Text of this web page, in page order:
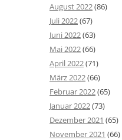
August 2022(86)
Juli 2022(67)
Juni 2022(63)
Mai 2022(66)
April 2022(71)
März 2022(66)
Februar 2022(65)
Januar 2022(73)
Dezember 2021 (65)
November 2021 (66)